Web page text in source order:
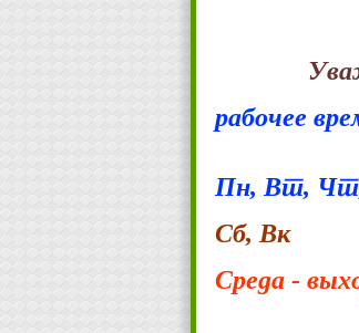
рабочее
Пн, Вт, Чт,
Сб, Вк с
Среда -